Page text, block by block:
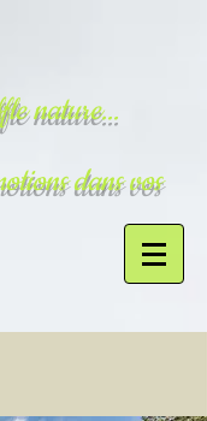
nature...
dans vos